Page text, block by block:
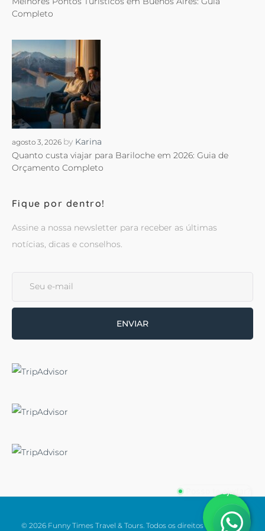
Completo
agosto 3, 2026 by Karina
Quanto custa viajar para Bariloche em 2026: Guia de
Orçamento Completo
Fique por dentro!
Assine a nossa newsletter para receber as últimas
notícias, dicas e conselhos.
ENVIAR
© 2026 Funny Times Travel & Tours. Todos os direitos reservados.